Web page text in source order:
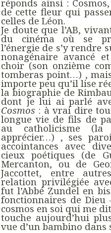
réponds ainsi :
de cette fleur qui
celles de Léon.
Je doute que l’AB,
du cinéma où se
l’énergie de s’y rendre
nonagénaire avancé
choir (son onzième
tomberas point…) ,
importe peu qu’il lise
la biographie de
dont je lui ai parlé
Cosmos : à vrai dire
longue vie de fils de
au catholicisme
apprécier…) , ses
accointances avec
cieux poétiques (de
Mercanton, ou de
Jaccottet, entre
relation privilégiée
fut l’Abbé Zundel en
fonctionnaires de Dieu
cosmos en soi qui me
touche aujourd’hui
vue d’un bambino